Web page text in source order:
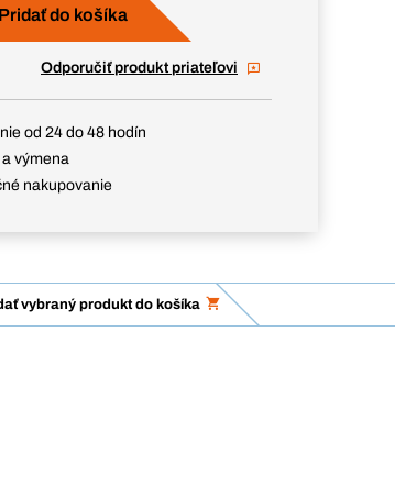
Pridať do košíka
Odporučiť produkt priateľovi
od 24 do 48 hodín
výmena
nakupovanie
vybraný produkt do košíka